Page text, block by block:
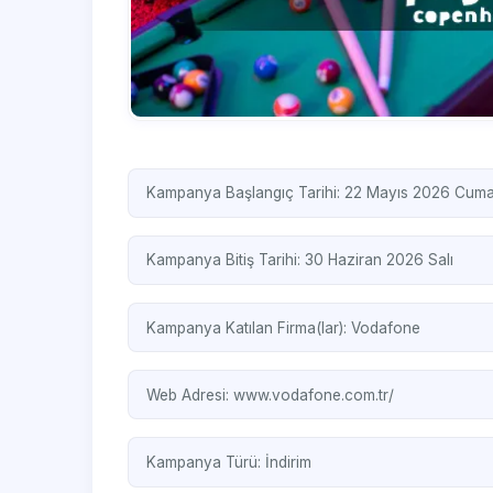
Kampanya Başlangıç Tarihi: 22 Mayıs 2026
Kampanya Bitiş Tarihi: 30 Haziran 2026 Salı
Kampanya Katılan Firma(lar): Vodafone
Web Adresi: www.vodafone.com.tr/ ‎
Kampanya Türü: İndirim